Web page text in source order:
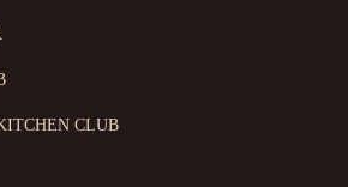
CLUB